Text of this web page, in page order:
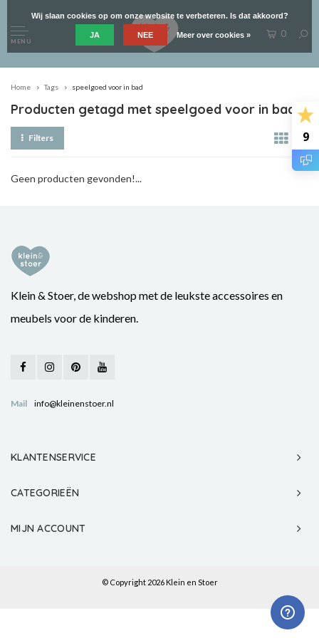
9
MENU
0
Home Tags speelgoed voor in bad
Producten getagd met speelgoed voor in bad
Filters
Geen producten gevonden!...
Klein & Stoer, de webshop met de leukste accessoires en
meubels voor de kinderen.
Mail info@kleinenstoer.nl
KLANTENSERVICE
CATEGORIEËN
MIJN ACCOUNT
© Copyright 2026 Klein en Stoer
Wij slaan cookies op om onze website te verbeteren. Is dat akkoord?
JA NEE Meer over cookies »